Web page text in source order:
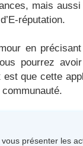
mais
réputation.
en
pourrez
que cette
présenter les